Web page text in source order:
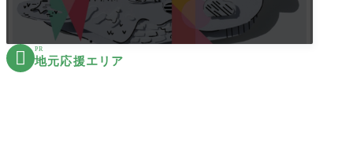
 PR
地元応援エリア